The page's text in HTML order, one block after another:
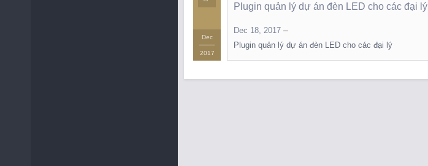
Dec
2017
Plugin quản lý dự án đèn LED cho các đại lý
Dec 18, 2017 –
Plugin quản lý dự án đèn LED cho các đại lý